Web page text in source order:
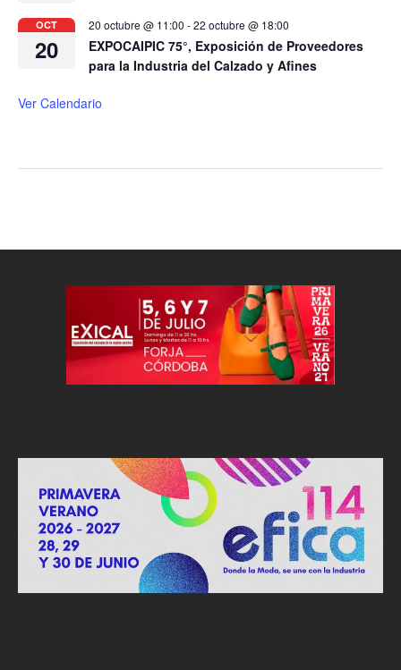
OCT
20
20 octubre @ 11:00 -22 octubre @ 18:00
EXPOCAIPIC 75°, Exposición de Proveedores
para la Industria del Calzado y Afines
Ver Calendario